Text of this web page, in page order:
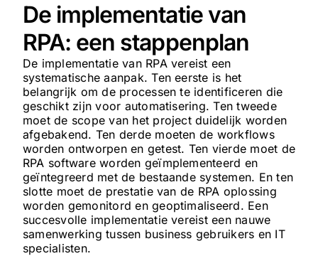
De implementatie van
RPA: een stappenplan
De implementatie van RPA vereist een
systematische aanpak. Ten eerste is het
belangrijk om de processen te identificeren die
geschikt zijn voor automatisering. Ten tweede
moet de scope van het project duidelijk worden
afgebakend. Ten derde moeten de workflows
worden ontworpen en getest. Ten vierde moet de
RPA software worden geïmplementeerd en
geïntegreerd met de bestaande systemen. En ten
slotte moet de prestatie van de RPA oplossing
worden gemonitord en geoptimaliseerd. Een
succesvolle implementatie vereist een nauwe
samenwerking tussen business gebruikers en IT
specialisten.